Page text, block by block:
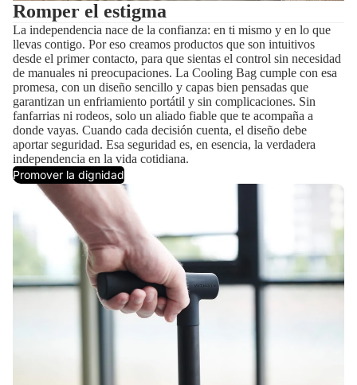
Romper el estigma
La independencia nace de la confianza: en ti mismo y en lo que
llevas contigo. Por eso creamos productos que son intuitivos
desde el primer contacto, para que sientas el control sin necesidad
de manuales ni preocupaciones. La Cooling Bag cumple con esa
promesa, con un diseño sencillo y capas bien pensadas que
garantizan un enfriamiento portátil y sin complicaciones. Sin
fanfarrias ni rodeos, solo un aliado fiable que te acompaña a
donde vayas. Cuando cada decisión cuenta, el diseño debe
aportar seguridad. Esa seguridad es, en esencia, la verdadera
independencia en la vida cotidiana.
Promover la dignidad